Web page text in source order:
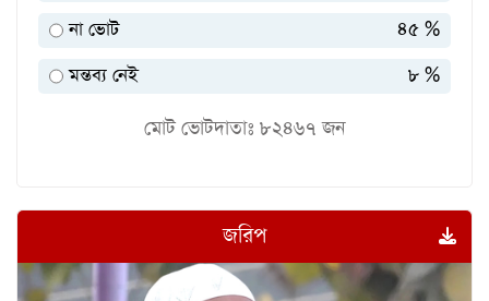
না ভোট
৪৫ %
মন্তব্য নেই
৮ %
মোট ভোটদাতাঃ ৮২৪৬৭ জন
জরিপ